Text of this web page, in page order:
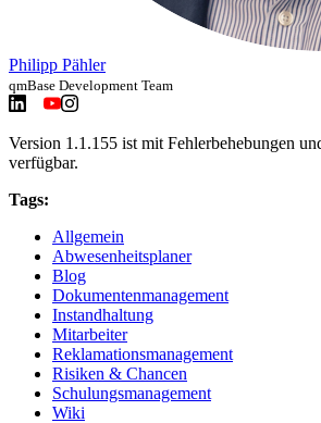
Philipp Pähler
qmBase Development Team
Version 1.1.155 ist mit Fehlerbehebungen
verfügbar.
Tags:
Allgemein
Abwesenheitsplaner
Blog
Dokumentenmanagement
Instandhaltung
Mitarbeiter
Reklamationsmanagement
Risiken & Chancen
Schulungsmanagement
Wiki